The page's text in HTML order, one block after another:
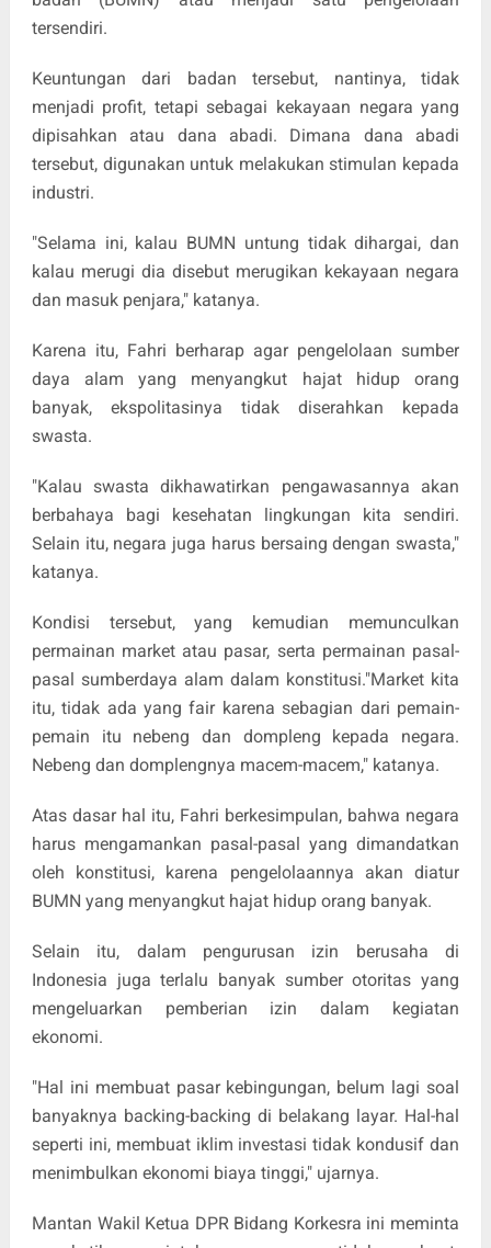
tersendiri.
Keuntungan dari badan tersebut, nantinya, tidak
menjadi profit, tetapi sebagai kekayaan negara yang
dipisahkan atau dana abadi. Dimana dana abadi
tersebut, digunakan untuk melakukan stimulan kepada
industri.
"Selama ini, kalau BUMN untung tidak dihargai, dan
kalau merugi dia disebut merugikan kekayaan negara
dan masuk penjara," katanya.
Karena itu, Fahri berharap agar pengelolaan sumber
daya alam yang menyangkut hajat hidup orang
banyak, ekspolitasinya tidak diserahkan kepada
swasta.
"Kalau swasta dikhawatirkan pengawasannya akan
berbahaya bagi kesehatan lingkungan kita sendiri.
Selain itu, negara juga harus bersaing dengan swasta,"
katanya.
Kondisi tersebut, yang kemudian memunculkan
permainan market atau pasar, serta permainan pasal-
pasal sumberdaya alam dalam konstitusi."Market kita
itu, tidak ada yang fair karena sebagian dari pemain-
pemain itu nebeng dan dompleng kepada negara.
Nebeng dan domplengnya macem-macem," katanya.
Atas dasar hal itu, Fahri berkesimpulan, bahwa negara
harus mengamankan pasal-pasal yang dimandatkan
oleh konstitusi, karena pengelolaannya akan diatur
BUMN yang menyangkut hajat hidup orang banyak.
Selain itu, dalam pengurusan izin berusaha di
Indonesia juga terlalu banyak sumber otoritas yang
mengeluarkan pemberian izin dalam kegiatan
ekonomi.
"Hal ini membuat pasar kebingungan, belum lagi soal
banyaknya backing-backing di belakang layar. Hal-hal
seperti ini, membuat iklim investasi tidak kondusif dan
menimbulkan ekonomi biaya tinggi," ujarnya.
Mantan Wakil Ketua DPR Bidang Korkesra ini meminta